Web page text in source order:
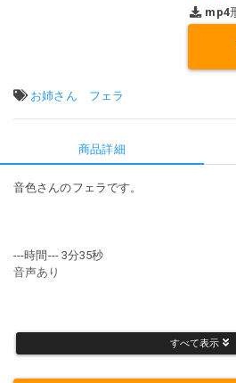
mp4
タグ:
お姉さん フェラ
商品詳細
音色さんのフェラです。
---時間--- 3分35秒
音声あり
すべて表示